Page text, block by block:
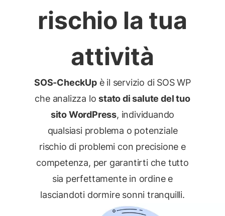
rischio la tua
attività
SOS-CheckUpè il servizio di SOS WP
che analizza lostato di salute del tuo
sito WordPress, individuando
qualsiasi problema o potenziale
rischio di problemi con precisione e
competenza, per garantirti che tutto
sia perfettamente in ordine e
lasciandoti dormire sonni tranquilli.